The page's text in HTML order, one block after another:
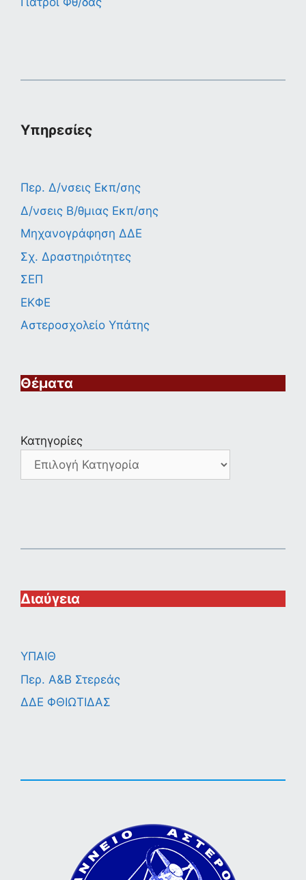
Υπηρεσίες
Περ. Δ/νσεις Εκπ/σης
Δ/νσεις Β/θμιας Εκπ/σης
Μηχανογράφηση ΔΔΕ
Σχ. Δραστηριότητες
ΣΕΠ
ΕΚΦΕ
Αστεροσχολείο Υπάτης
Θέματα
Κατηγορίες
Διαύγεια
ΥΠΑΙΘ
Περ. A&B Στερεάς
ΔΔΕ ΦΘΙΩΤΙΔΑΣ